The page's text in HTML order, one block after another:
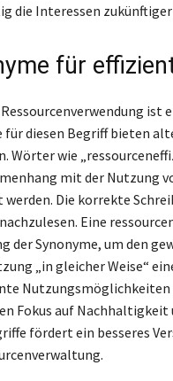
die Interessen
für
ist
für diesen Begriff bieten
Wörter wie
mit der Nutzung
werden. Die korrekte
Eine
der Synonyme, um den
„in gleicher Weise“
Fokus auf
fördert ein besseres